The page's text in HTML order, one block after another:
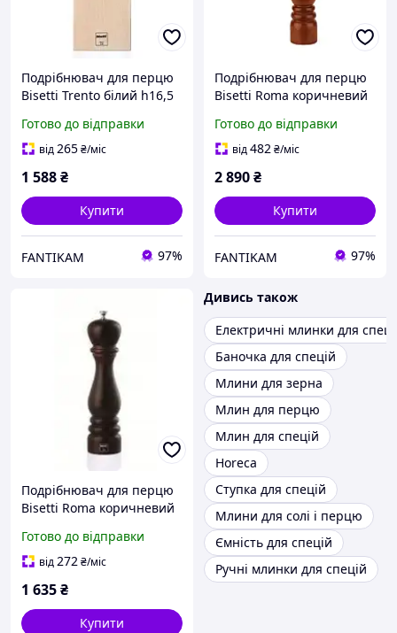
Подрібнювач для перцю
Bisetti Trento білий h16,5
доставкою по Україні
Готово до відправки
від265₴/міс
1 588₴
Купити
FANTIKAM 97%
Подрібнювач для перцю
Bisetti Roma коричневий
доставкою по Україні
Готово до відправки
від482₴/міс
2 890₴
Купити
FANTIKAM 97%
Подрібнювач для перцю
Bisetti Roma коричневий
доставкою по Україні
Готово до відправки
від272₴/міс
1 635₴
Купити
Дивись також
Електричні млинки для
Баночка для спецій
Млини для зерна
Млин для перцю
Млин для спецій
Horeca
Ступка для спецій
Млини для солі і перцю
Ємність для спецій
Ручні млинки для спецій